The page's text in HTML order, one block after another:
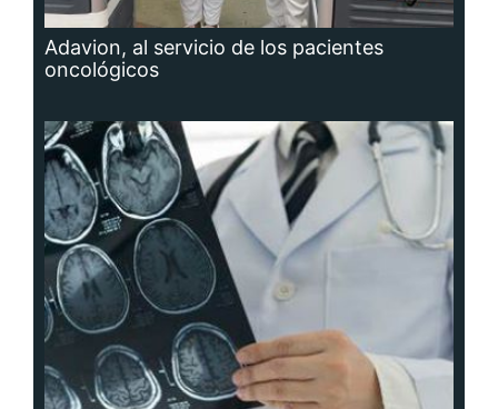
Adavion, al servicio de los pacientes
oncológicos